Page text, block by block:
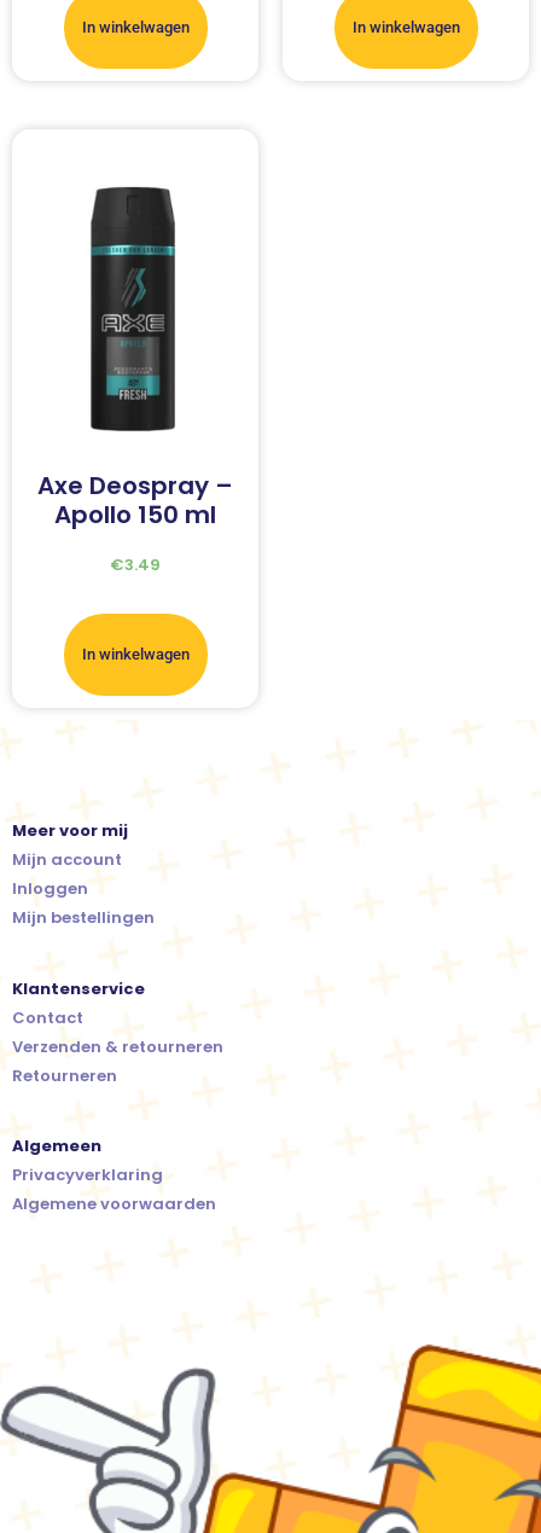
In winkelwagen In winkelwagen
Axe Deospray –
Apollo 150 ml
€3.49
In winkelwagen
Meer voor mij
Mijn account
Inloggen
Mijn bestellingen
Klantenservice
Contact
Verzenden & retourneren
Retourneren
Algemeen
Privacyverklaring
Algemene voorwaarden